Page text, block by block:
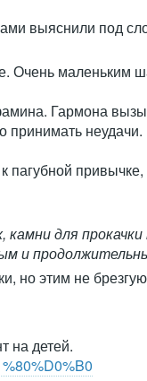
выяснили под
Очень маленьким
Гармона
принимать неудачи.
пагубной
для
и
но этим не
на детей.